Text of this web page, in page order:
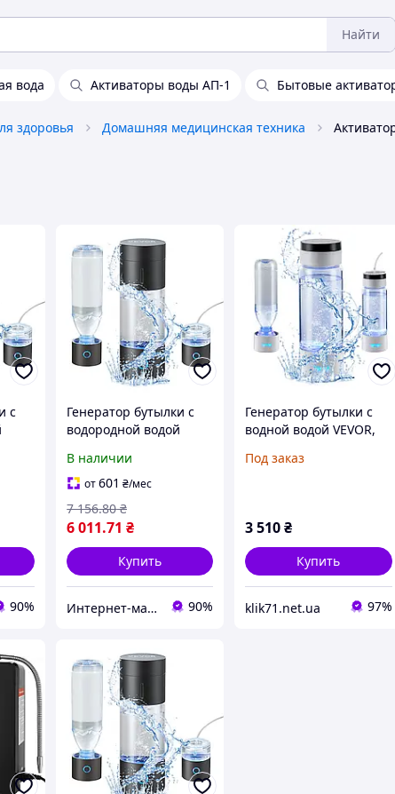
Найти
вода Активаторы воды АП-1 Бытовые
здоровья Домашняя медицинская техника
с
90%
Генератор бутылки с
водородной водой
мл/8,1 унции,
портативный
водогенератор DOB
В наличии
от601 ₴/мес
6 011.71 ₴
7 156.80 ₴
Купить
Интернет-магазин DOBRO 90%
Генератор бутылки с
водной водой VEVOR,
чайник 380 мл,
технологией SPE, с
Под заказ
3 510₴
Купить
klik71.net.ua 97%